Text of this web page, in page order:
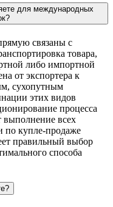
для международных
связаны с
товара,
либо импортной
от экспортера к
сухопутным
этих видов
процесса
выполнение всех
по купле-продаже
правильный выбор
способа